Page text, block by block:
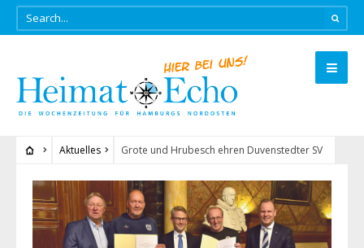
Aktuelles Grote und Hrubesch ehren Duvenstedter SV